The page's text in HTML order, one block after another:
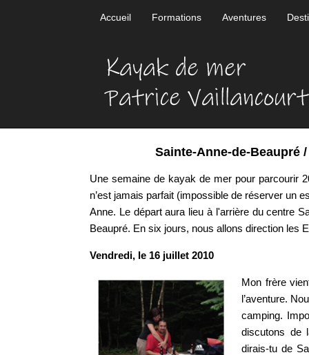
Accueil Formations Aventures
Sainte-Anne-de-Beaupré
Une semaine de kayak de mer pour parcourir
n’est jamais parfait (impossible de réserver un
Anne. Le départ aura lieu à l'arrière du centre
Beaupré. En six jours, nous allons direction les
Vendredi, le 16 juillet 2010
Mon frère
l’aventure.
camping.
discutons de
dirais-tu de